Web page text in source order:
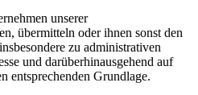
unserer
übermitteln oder ihnen sonst den
zu administrativen
und darüberhinausgehend auf
entsprechenden Grundlage.